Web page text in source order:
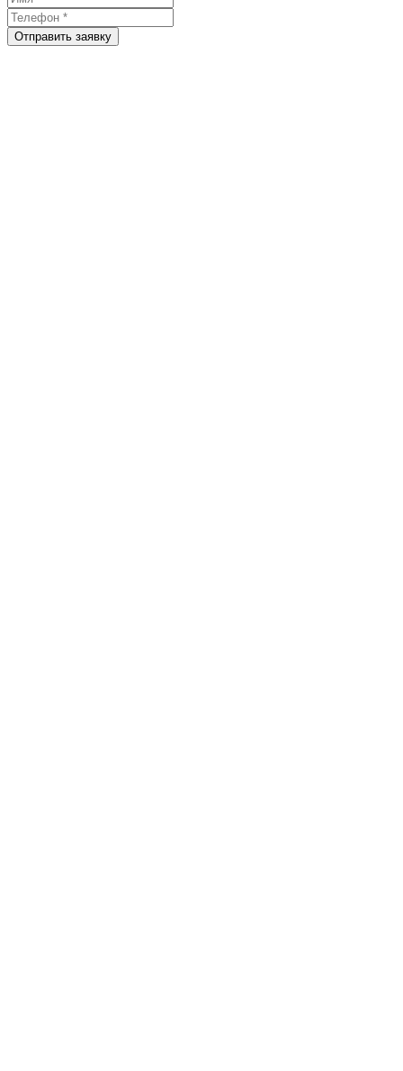
Отправить заявку